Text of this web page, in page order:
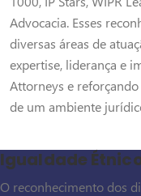
Advocacia. Esses
diversas áreas de
expertise, liderança e
Attorneys e
de um ambiente
Igualdade
O reconhecimento dos